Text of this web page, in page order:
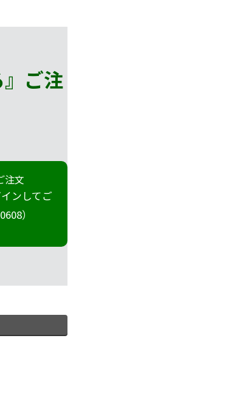
ご注
注文
ンしてご
）